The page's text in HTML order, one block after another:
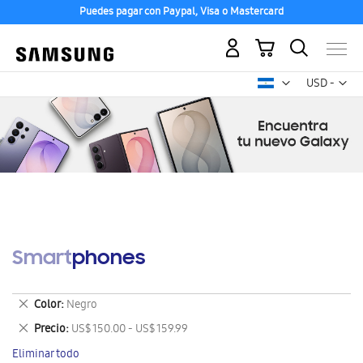
Puedes pagar con Paypal, Visa o Mastercard
USD -
dólar
Mi carrito
Smartphones
Color Negro
Eliminar
este
artículo
Precio US$ 150.00 - US$ 159.99
Eliminar
este
Eliminar todo